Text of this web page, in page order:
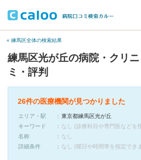
« 練馬区全体の検索結果
練馬区光が丘の病院・クリニ
ミ・評判
26件の医療機関が見つかりました
エリア・駅
東京都練馬区光が丘
キーワード
なし (診療科目や専門医などを
名称
なし
詳細条件
なし (曜日や時間帯を指定でき